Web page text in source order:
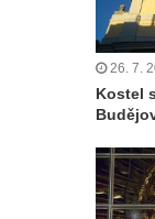
26. 7.
Kostel